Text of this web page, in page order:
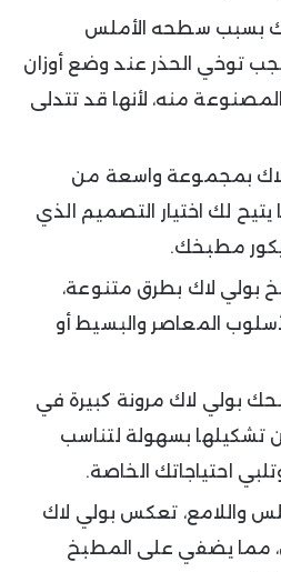
بسبب سطحه الأملس
توخي الحذر عند وضع أوزان
منه، لأنها قد تتدلى
لاك بمجموعة واسعة من
يتيح لك اختيار التصميم الذي
مطبخك.
بولي لاك بطرق متنوعة،
المعاصر والبسيط أو
بولي لاك مرونة كبيرة في
تشكيلها بسهولة لتناسب
احتياجاتك الخاصة.
واللامع، تعكس بولي لاك
مما يضفي على المطبخ